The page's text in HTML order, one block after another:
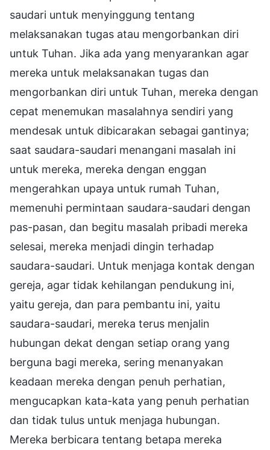
saudari untuk menyinggung tentang
melaksanakan tugas atau mengorbankan diri
untuk Tuhan. Jika ada yang menyarankan agar
mereka untuk melaksanakan tugas dan
mengorbankan diri untuk Tuhan, mereka dengan
cepat menemukan masalahnya sendiri yang
mendesak untuk dibicarakan sebagai gantinya;
saat saudara-saudari menangani masalah ini
untuk mereka, mereka dengan enggan
mengerahkan upaya untuk rumah Tuhan,
memenuhi permintaan saudara-saudari dengan
pas-pasan, dan begitu masalah pribadi mereka
selesai, mereka menjadi dingin terhadap
saudara-saudari. Untuk menjaga kontak dengan
gereja, agar tidak kehilangan pendukung ini,
yaitu gereja, dan para pembantu ini, yaitu
saudara-saudari, mereka terus menjalin
hubungan dekat dengan setiap orang yang
berguna bagi mereka, sering menanyakan
keadaan mereka dengan penuh perhatian,
mengucapkan kata-kata yang penuh perhatian
dan tidak tulus untuk menjaga hubungan.
Mereka berbicara tentang betapa mereka